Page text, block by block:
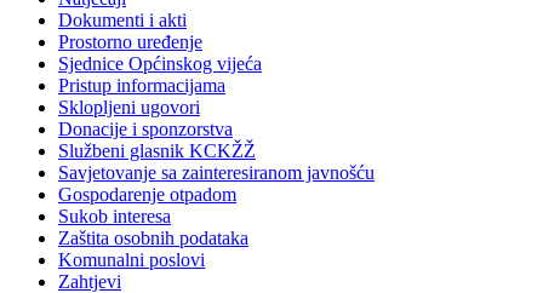
Dokumenti i akti
Prostorno uređenje
Sjednice Općinskog vijeća
Pristup informacijama
Sklopljeni ugovori
Donacije i sponzorstva
Službeni glasnik KCKŽŽ
Savjetovanje sa zainteresiranom javnošću
Gospodarenje otpadom
Sukob interesa
Zaštita osobnih podataka
Komunalni poslovi
Zahtjevi